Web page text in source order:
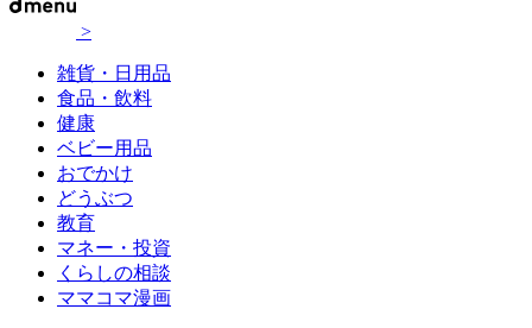
>
雑貨・日用品
食品・飲料
健康
ベビー用品
おでかけ
どうぶつ
教育
マネー・投資
くらしの相談
ママコマ漫画